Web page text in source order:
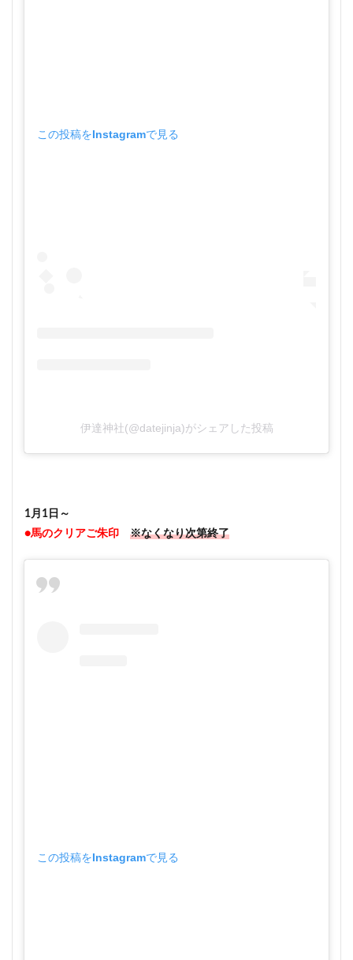
この投稿をInstagramで見る
伊達神社(@datejinja)がシェアした投稿
1月1日～
●馬のクリアご朱印
※なくなり次第終了
この投稿をInstagramで見る